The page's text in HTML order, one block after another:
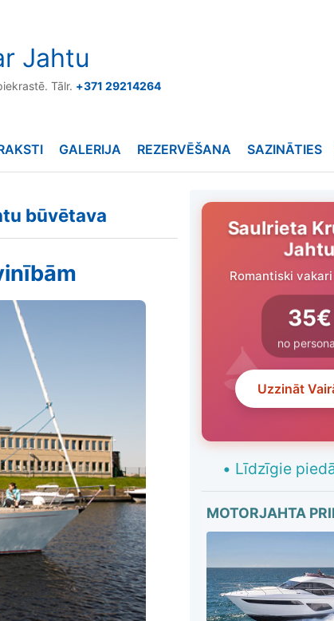
Jahtu
Tālr. +371 29214264
GALERIJA REZERVĒŠANA SAZINĀTIES
būvētava
Saulrieta
Jahtu
Romantiski
35€
no
Uzzināt
• Līdzīgie
MOTORJAHTA